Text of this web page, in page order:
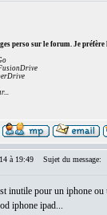
perso sur le forum. Je préfère
à 19:49 Sujet du message:
inutile pour un iphone
iphone ipad...